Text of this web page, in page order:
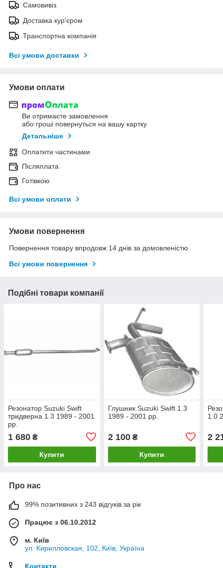
Самовивіз
Доставка кур'єром
Транспортна компанія
Всі умови доставки
Умови оплати
Ви отримаєте замовлення
або гроші повернуться на вашу картку
Детальніше
Оплатити частинами
Післяплата
Готівкою
Всі умови оплати
Умови повернення
Повернення товару впродовж 14 днів за домовленістю
Всі умови повернення
Подібні товари компанії
Резонатор Suzuki Swift
тридверна 1.3 1989 - 2001
рр.
1 680 ₴
Купити
Глушник Suzuki Swift 1.3
1989 - 2001 рр.
2 100₴
Купити
1.0
2
Про нас
99% позитивних з 243 відгуків за рік
Працює з 06.10.2012
м. Київ
ул. Кирилловская, 102, Київ, Україна
Контакти